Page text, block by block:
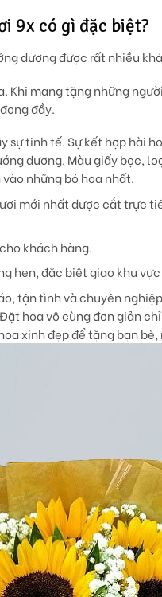
9x có gì đặc biệt?
dương được rất nhiều
Khi mang tặng những
đầy.
tinh tế. Sự kết hợp hài
dương. Màu giấy bọc,
những bó hoa nhất.
mới nhất được cắt trực
khách hàng.
hẹn, đặc biệt giao khu
tận tình và chuyên
hoa vô cùng đơn giản
xinh đẹp để tặng bạn bè,